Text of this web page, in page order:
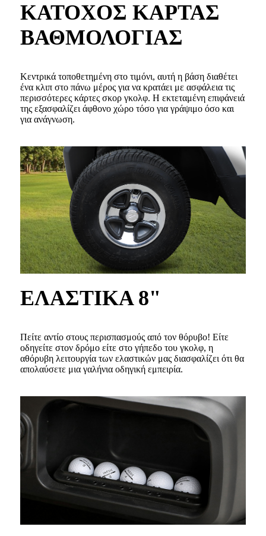
ΚΑΤΟΧΟΣ ΚΑΡΤΑΣ
ΒΑΘΜΟΛΟΓΙΑΣ
Κεντρικά τοποθετημένη στο τιμόνι, αυτή η βάση διαθέτει
ένα κλιπ στο πάνω μέρος για να κρατάει με ασφάλεια τις
περισσότερες κάρτες σκορ γκολφ. Η εκτεταμένη επιφάνειά
της εξασφαλίζει άφθονο χώρο τόσο για γράψιμο όσο και
για ανάγνωση.
ΕΛΑΣΤΙΚΑ 8"
Πείτε αντίο στους περισπασμούς από τον θόρυβο! Είτε
οδηγείτε στον δρόμο είτε στο γήπεδο του γκολφ, η
αθόρυβη λειτουργία των ελαστικών μας διασφαλίζει ότι θα
απολαύσετε μια γαλήνια οδηγική εμπειρία.